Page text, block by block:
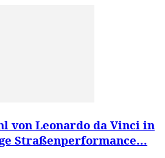
von Leonardo da Vinci in
Straßenperformance...